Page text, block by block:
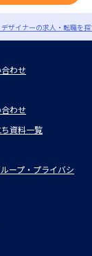
ザイナーの求人・転職を
わせ
わせ
資料一覧
ープ・プライバシ